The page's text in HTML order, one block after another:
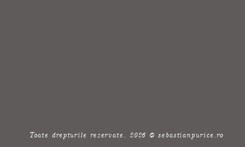
Toate drepturile rezervate. 2026 @ sebastianpurice.ro